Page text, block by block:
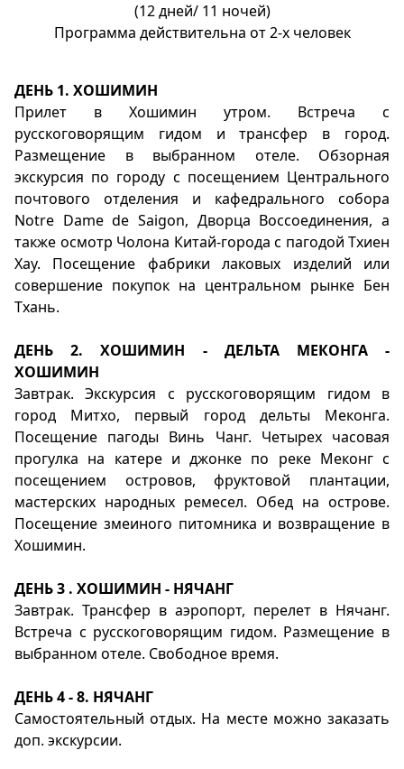
(12 дней/ 11 ночей)
Программа действительна от 2-х человек
ДЕНЬ 1. ХОШИМИН
Прилет в Хошимин утром. Встреча с
русскоговорящим гидом и трансфер в город.
Размещение в выбранном отеле. Обзорная
экскурсия по городу с посещением Центрального
почтового отделения и кафедрального собора
Notre Dame de Saigon, Дворца Воссоединения, а
также осмотр Чолона Китай-города с пагодой Тхиен
Хау. Посещение фабрики лаковых изделий или
совершение покупок на центральном рынке Бен
Тхань.
ДЕНЬ 2. ХОШИМИН - ДЕЛЬТА МЕКОНГА -
ХОШИМИН
Завтрак. Экскурсия с русскоговорящим гидом в
город Митхо, первый город дельты Меконга.
Посещение пагоды Винь Чанг. Четырех часовая
прогулка на катере и джонке по реке Меконг с
посещением островов, фруктовой плантации,
мастерских народных ремесел. Обед на острове.
Посещение змеиного питомника и возвращение в
Хошимин.
ДЕНЬ 3 . ХОШИМИН - НЯЧАНГ
Завтрак. Трансфер в аэропорт, перелет в Нячанг.
Встреча с русскоговорящим гидом. Размещение в
выбранном отеле. Свободное время.
ДЕНЬ 4 - 8. НЯЧАНГ
Самостоятельный отдых. На месте можно заказать
доп. экскурсии.